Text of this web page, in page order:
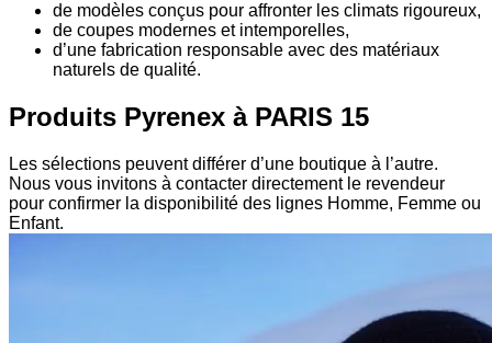
de modèles conçus pour affronter les climats rigoureux,
de coupes modernes et intemporelles,
d’une fabrication responsable avec des matériaux
naturels de qualité.
Produits Pyrenex à PARIS 15
Les sélections peuvent différer d’une boutique à l’autre.
Nous vous invitons à contacter directement le revendeur
pour confirmer la disponibilité des lignes Homme, Femme ou
Enfant.